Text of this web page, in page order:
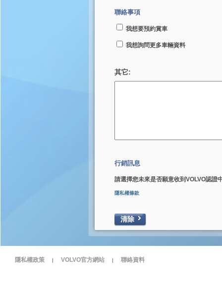
聯絡事項
我想要預約賞車
我想詢問更多車輛資料
其它:
行銷訊息
請選擇您未來是否願意收到VOLVO認證
隱私權條款
清除
隱私權政策 | VOLVO官方網站 | 聯絡資料